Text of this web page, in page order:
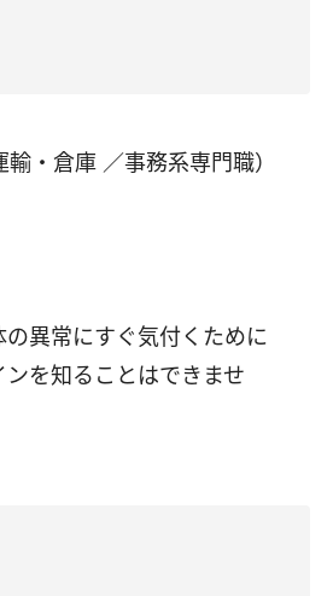
・倉庫 ／事務系専門職）
異常にすぐ気付くために
を知ることはできませ